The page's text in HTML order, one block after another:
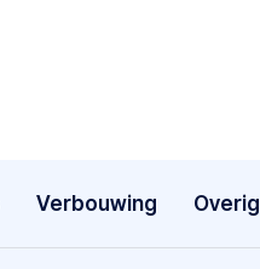
Verbouwing Overig